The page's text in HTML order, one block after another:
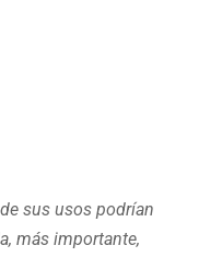
sus usos podrían
más importante,